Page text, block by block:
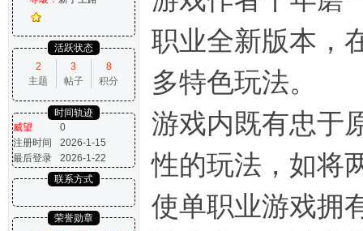
坛
活跃状态
2
主题
3
帖子
8
积分
时间轨迹
威望
0
注册时间
2026-1-15
最后登录
2026-1-22
联系方式
荣誉勋章
职业全新版本，
多特色玩法。
游戏内既有忠于
性的玩法，如将
使单职业游戏拥